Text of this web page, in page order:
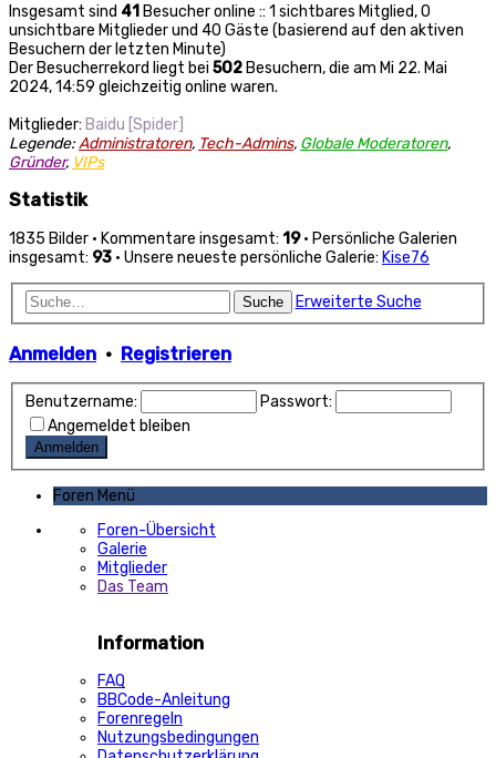
Insgesamt sind 41 Besucher online :: 1 sichtbares Mitglied, 0
unsichtbare Mitglieder und 40 Gäste (basierend auf den aktiven
Besuchern der letzten Minute)
Der Besucherrekord liegt bei 502 Besuchern, die am Mi 22. Mai
2024, 14:59 gleichzeitig online waren.
Mitglieder: Baidu [Spider]
Legende:Administratoren, Tech-Admins, Globale Moderatoren,
Gründer, VIPs
Statistik
1835 Bilder • Kommentare insgesamt: 19• Persönliche Galerien
insgesamt: 93 • Unsere neueste persönliche Galerie: Kise76
Suche Erweiterte Suche
Anmelden • Registrieren
Benutzername:
Passwort:
Angemeldet bleiben
Foren Menü
Foren-Übersicht
Galerie
Mitglieder
Das Team
Information
FAQ
BBCode-Anleitung
Forenregeln
Nutzungsbedingungen